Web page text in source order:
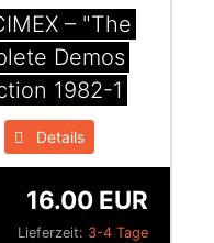
– "The
Demos
1982​-​1
Details
Lieferzeit: 3-4 Tage
16.00 EUR